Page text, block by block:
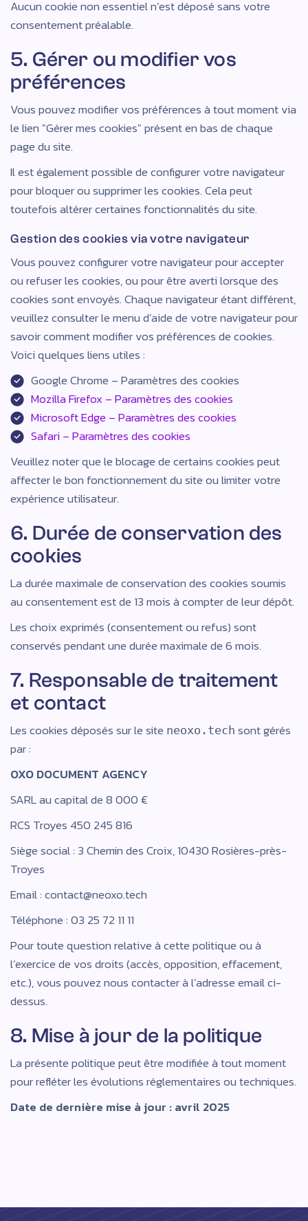
Aucun cookie non essentiel n’est déposé sans votre
consentement préalable.
5. Gérer ou modifier vos
préférences
Vous pouvez modifier vos préférences à tout moment via
le lien "Gérer mes cookies" présent en bas de chaque
page du site.
Il est également possible de configurer votre navigateur
pour bloquer ou supprimer les cookies. Cela peut
toutefois altérer certaines fonctionnalités du site.
Gestion des cookies via votre navigateur
Vous pouvez configurer votre navigateur pour accepter
ou refuser les cookies, ou pour être averti lorsque des
cookies sont envoyés. Chaque navigateur étant différent,
veuillez consulter le menu d’aide de votre navigateur pour
savoir comment modifier vos préférences de cookies.
Voici quelques liens utiles :
Google Chrome – Paramètres des cookies
Mozilla Firefox – Paramètres des cookies
Microsoft Edge – Paramètres des cookies
Safari – Paramètres des cookies
Veuillez noter que le blocage de certains cookies peut
affecter le bon fonctionnement du site ou limiter votre
expérience utilisateur.
6. Durée de conservation des
cookies
La durée maximale de conservation des cookies soumis
au consentement est de 13 mois à compter de leur dépôt.
Les choix exprimés (consentement ou refus) sont
conservés pendant une durée maximale de 6 mois.
7. Responsable de traitement
et contact
Les cookies déposés sur le site neoxo.tech sont gérés
par :
OXO DOCUMENT AGENCY
SARL au capital de 8 000 €
RCS Troyes 450 245 816
Siège social : 3 Chemin des Croix, 10430 Rosières-près-
Troyes
Email : contact@neoxo.tech
Téléphone : 03 25 72 11 11
Pour toute question relative à cette politique ou à
l’exercice de vos droits (accès, opposition, effacement,
etc.), vous pouvez nous contacter à l’adresse email ci-
dessus.
8. Mise à jour de la politique
La présente politique peut être modifiée à tout moment
pour refléter les évolutions réglementaires ou techniques.
Date de dernière mise à jour : avril 2025